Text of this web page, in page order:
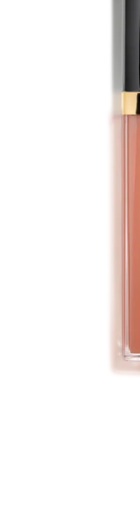
GLOSS - 默认视图
GLOSS - 备用视图1
GLOSS - 基本纹理视图